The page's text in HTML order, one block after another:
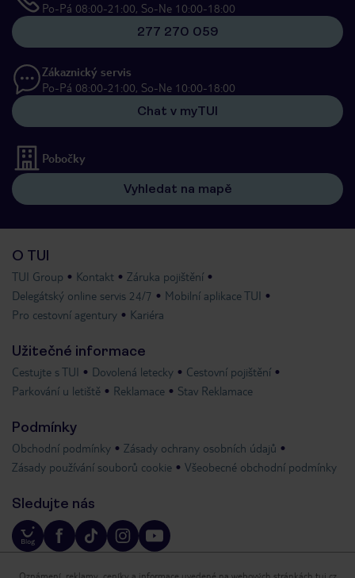
Po-Pá 08:00-21:00, So-Ne 10:00-18:00
277 270 059
Zákaznický servis
Po-Pá 08:00-21:00, So-Ne 10:00-18:00
Chat v myTUI
Pobočky
Vyhledat na mapě
O TUI
TUI Group Kontakt
Záruka pojištění
Delegátský online servis 24/7
Mobilní aplikace TUI
Pro cestovní agentury
Kariéra
Užitečné informace
Cestujte s TUI Dovolená letecky
Cestovní pojištění
Parkování u letiště
Reklamace Stav Reklamace
Podmínky
Obchodní podmínky
Zásady ochrany osobních údajů
Zásady používání souborů cookie
Všeobecné obchodní podmínky
Sledujte nás